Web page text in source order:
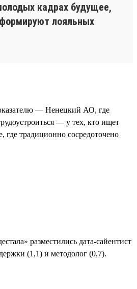
кадрах будущее,
лояльных
— Ненецкий АО, где
— у тех, кто ищет
традиционно сосредоточено
разместились дата-сайентист
(1,1) и методолог (0,7).